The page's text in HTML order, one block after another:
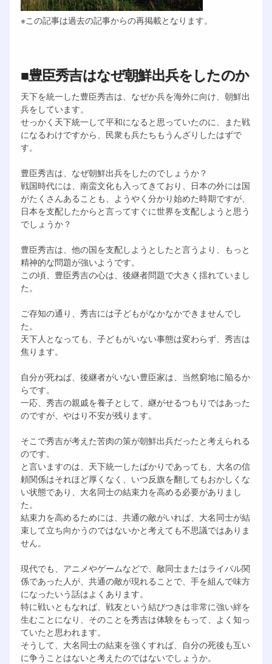
※この記事は過去の記事からの再掲載となります。
■豊臣秀吉はなぜ朝鮮出兵をしたのか
天下を統一した豊臣秀吉は、なぜか兵を海外に向け、朝鮮出
兵をしています。
せっかく天下統一して平和になると思っていたのに、また戦
になるわけですから、民衆も兵たちもうんざりしたはずで
す。
豊臣秀吉は、なぜ朝鮮出兵をしたのでしょうか？
戦国時代には、南蛮文化も入ってきており、日本の外には国
がたくさんあることも、ようやく分かり始めた時期ですが、
日本を支配したからと言ってすぐに世界を支配しようと思う
でしょうか？
豊臣秀吉は、他の国を支配しようとしたと言うより、もっと
精神的な問題が強いようです。
この頃、豊臣秀吉の心は、後継者問題で大きく揺れていまし
た。
ご存知の通り、秀吉には子どもがなかなかできませんでし
た。
天下人となっても、子どもがいない事態は変わらず、秀吉は
焦ります。
自分が死ねば、後継者がいない豊臣家は、当然窮地に陥るか
らです。
一応、秀吉の親戚を養子として、継がせるつもりではあった
のですが、やはり不安が残ります。
そこで秀吉が考えた苦肉の策が朝鮮出兵だったと考えられる
のです。
と言いますのは、天下統一したばかりであっても、大名の信
頼関係はそれほど厚くなく、いつ反旗を翻してもおかしくな
い状態であり、大名同士の結束力を高める必要がありまし
た。
結束力を高めるためには、共通の敵がいれば、大名同士が結
束して立ち向かうのではないかと考えても不思議ではありま
せん。
現代でも、アニメやゲームなどで、敵同士またはライバル関
係であった人が、共通の敵が現れることで、手を組んで味方
になったいう話はよくあります。
特に戦いともなれば、戦友という結びつきは非常に強い絆を
生むことになり、そのことを秀吉は体験をもって、よく知っ
ていたと思われます。
そうして、大名同士の結束を強くすれば、自分の死後も互い
に争うことはないと考えたのではないでしょうか。